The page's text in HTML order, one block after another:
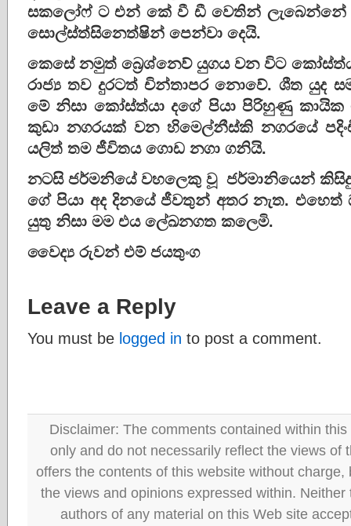
සකලෝෆ් ට එන් කේ වී ඩී වෙතින්
සොල්ස්ත්සිනෙත්‍ෂින් පෙන්වා දෙයි.
කෙසේ නමුත් බ්‍රෙශ්නෙව් යුගය වන විට
රාජ්‍ය තව දුරටත් චින්තාපර නොවේ. ශීත යුද
මේ නිසා කෝස්ත්යා දගේ පියා පිරිහුණු
කුඩා නගරයක් වන හිමෙල්නීස්කි නගරයේ
යලිත් තම ජීවිතය ගොඩ නගා ගනියි.
නටසි ජර්මනියේ වහලෙකු වූ ජර්මානියෙන්
ගේ පියා අද දිනයේ ජීවතුන් අතර නැත​.
යුතු නිසා මම එය ලේඛනගත කලෙමි.
වෛද් රුවන් එම් ජයතුංග
Leave a Reply
You must be logged in to post a comment.
Disclaimer: The comments contained within
only and do not necessarily reflect the views of
offers the contents of this website without
the views and opinions expressed within.
authors of any material on this Web site